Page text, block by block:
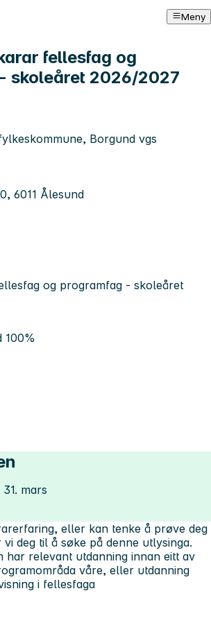
Meny
fellesfag og
skoleåret 2026/2027
Borgund vgs
6011 Ålesund
og programfag - skoleåret
100%
mars
eller kan tenke å prøve deg
deg til å søke på denne utlysinga.
har relevant utdanning innan eitt av
våre, eller utdanning
i fellesfaga